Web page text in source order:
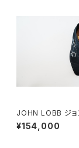
JOHN LOBB ジョ
IAM2 BOOT ウィ
ツ 7E
¥154,000